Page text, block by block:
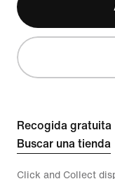
Recogida gratuita
Buscar una tienda
Click and Collect